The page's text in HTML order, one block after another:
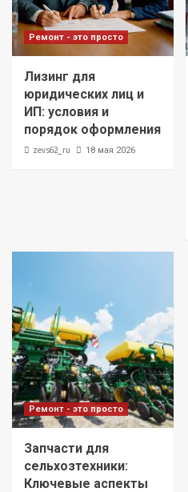
Ремонт - это просто
Лизинг для
юридических лиц и
ИП: условия и
порядок оформления
zevs62_ru 18 мая 2026
Ремонт - это просто
Запчасти для
сельхозтехники:
Ключевые аспекты